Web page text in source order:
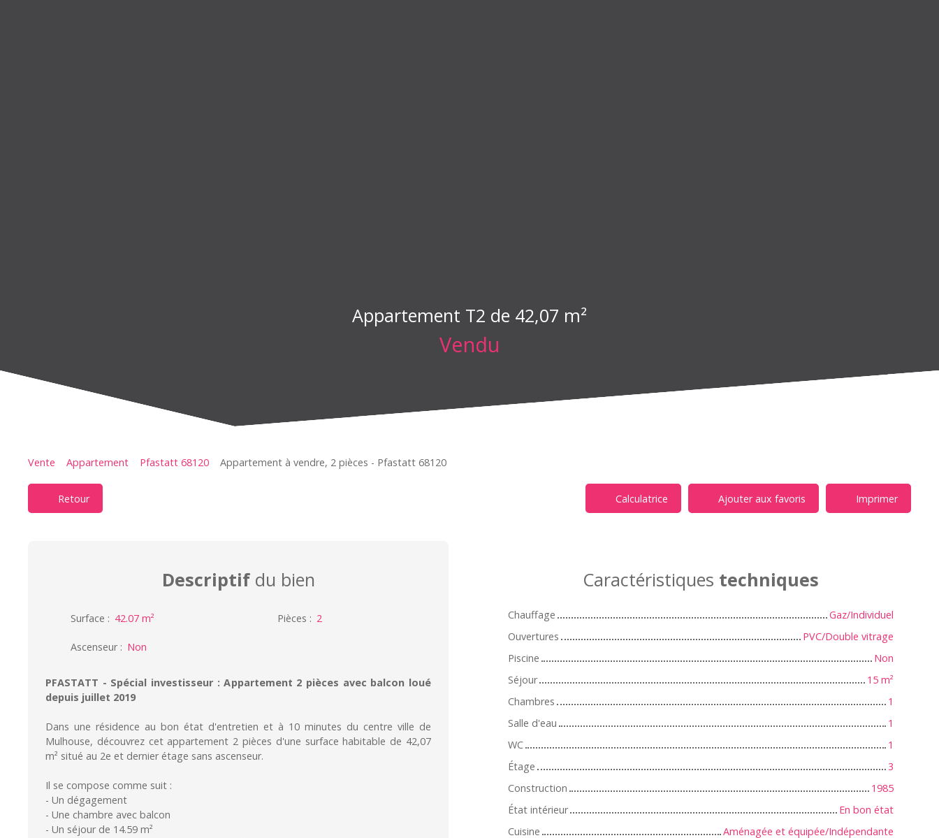
Appartement T2 de 42,07 m²
Vendu
Vente Appartement Pfastatt 68120 Appartement à vendre, 2 pièces - Pfastatt 68120
Retour Calculatrice Ajouter aux favoris Imprimer
Descriptifdu bien
Surface : 42.07 m² Pièces : 2
Ascenseur: Non
PFASTATT - Spécial investisseur : Appartement 2 pièces avec balcon loué
depuis juillet 2019
Dans une résidence au bon état d'entretien et à 10 minutes du centre ville de
Mulhouse, découvrez cet appartement 2 pièces d'une surface habitable de 42,07
m² situé au 2e et dernier étage sans ascenseur.
Il se compose comme suit :
- Un dégagement
- Une chambre avec balcon
- Un séjour de 14.59 m²
Caractéristiques techniques
Chauffage
Gaz/Individuel
Ouvertures
PVC/Double vitrage
Piscine
Non
Séjour
15 m²
Chambres
1
Salle d'eau
1
WC
1
Étage
3
Construction
1985
État intérieur
En bon état
Cuisine
Aménagée et équipée/Indépendante